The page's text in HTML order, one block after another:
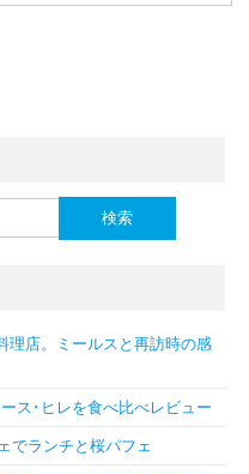
理店。ミールスと再訪時の感
ス･ヒレを食べ比べレビュー
でランチと桜パフェ